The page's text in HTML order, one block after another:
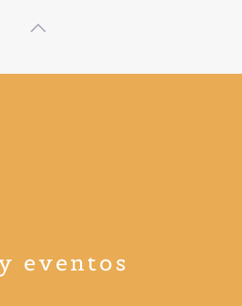
eventos